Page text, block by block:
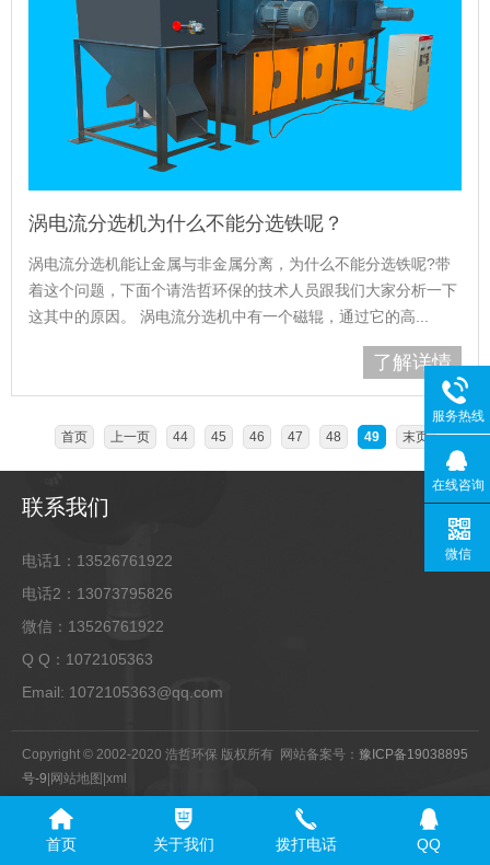
涡电流分选机为什么不能分选铁呢？
涡电流分选机能让金属与非金属分离，为什么不能分选铁呢?带
着这个问题，下面个请浩哲环保的技术人员跟我们大家分析一下
这其中的原因。 涡电流分选机中有一个磁辊，通过它的高...
了解详情
首页 上一页 44 45 46 47 48 49 末页
联系我们
电话1：13526761922
电话2：13073795826
微信：13526761922
Q Q：1072105363
Email: 1072105363@qq.com
Copyright © 2002-2020 浩哲环保 版权所有 网站备案号： 豫ICP备19038895
号-9 网站地图 xml
首页 关于我们 拨打电话 QQ
服务热线
在线咨询
微信